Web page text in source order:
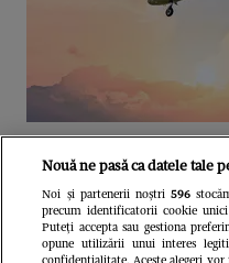
Unul dintre cele
aeroporturi din
complet porțile
Nouă ne pasă ca datele tale
Noi și partenerii noștri 596
precum identificatorii cookie
Puteți accepta sau gestiona
opune utilizării unui interes
confidențialitate. Aceste alegeri